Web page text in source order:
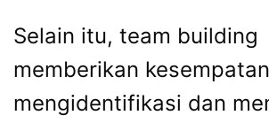
Selain itu, team building
memberikan
mengidentifikasi dan